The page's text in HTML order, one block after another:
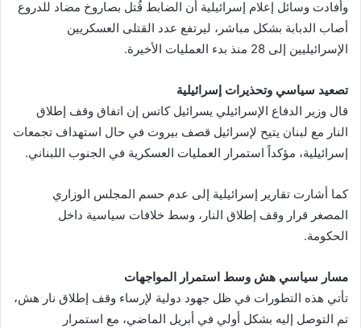
وأفادت وسائل إعلام إسرائيلية أن الضابط قُتل بصاروخ مضاد للدروع
أصاب الدبابة بشكل مباشر، ليرتفع عدد القتلى العسكريين
الإسرائيليين إلى 28 منذ بدء العمليات الأخيرة.
تصعيد سياسي وتحذيرات إسرائيلية
قال وزير الدفاع الإسرائيلي يسرائيل كاتس إن اتفاق وقف إطلاق
النار مع لبنان يتيح لإسرائيل قصف بيروت في حال استهداف تجمعات
إسرائيلية، مؤكداً استمرار العمليات العسكرية في الجنوب اللبناني.
كما أشارت تقارير إسرائيلية إلى عدم حسم المجلس الوزاري
المصغر قرار وقف إطلاق النار، وسط خلافات سياسية داخل
الحكومة.
مسار سياسي هش وسط استمرار المواجهات
تأتي هذه التطورات في ظل جهود دولية لإرساء وقف إطلاق نار هش،
تم التوصل إليه بشكل أولي في أبريل الماضي، مع استمرار